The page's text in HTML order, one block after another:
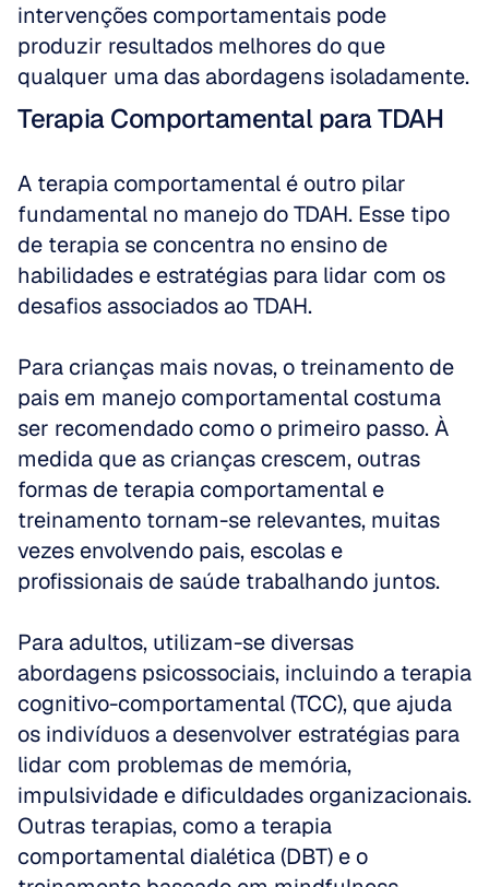
intervenções comportamentais pode
produzir resultados melhores do que
qualquer uma das abordagens isoladamente.
Terapia Comportamental para TDAH
A terapia comportamental é outro pilar
fundamental no manejo do TDAH. Esse tipo
de terapia se concentra no ensino de
habilidades e estratégias para lidar com os
desafios associados ao TDAH.
Para crianças mais novas, o treinamento de
pais em manejo comportamental costuma
ser recomendado como o primeiro passo. À
medida que as crianças crescem, outras
formas de terapia comportamental e
treinamento tornam-se relevantes, muitas
vezes envolvendo pais, escolas e
profissionais de saúde trabalhando juntos.
Para adultos, utilizam-se diversas
abordagens psicossociais, incluindo a terapia
cognitivo-comportamental (TCC), que ajuda
os indivíduos a desenvolver estratégias para
lidar com problemas de memória,
impulsividade e dificuldades organizacionais.
Outras terapias, como a terapia
comportamental dialética (DBT) e o